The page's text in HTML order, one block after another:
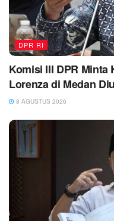
DPR RI
Komisi III DPR
Lorenza di Medan
8 AGUSTUS 2026